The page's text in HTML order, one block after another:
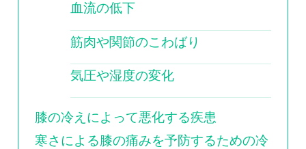
血流の低下
筋肉や関節のこわばり
気圧や湿度の変化
膝の冷えによって悪化する疾患
寒さによる膝の痛みを予防するための冷